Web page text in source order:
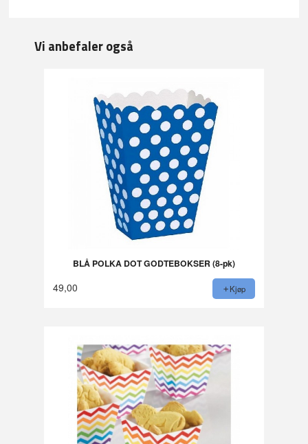
Vi anbefaler også
BLÅ POLKA DOT GODTEBOKSER (8-pk)
49,00 Kjøp